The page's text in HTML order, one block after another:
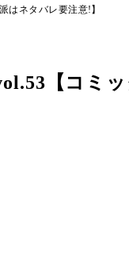
はネタバレ要注意!】
【コミ